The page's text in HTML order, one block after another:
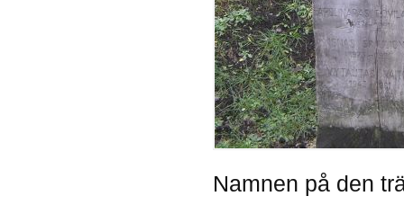
Namnen på den